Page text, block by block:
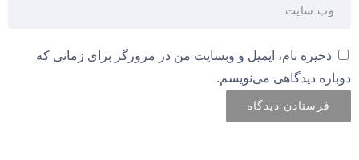
ذخیره نام، ایمیل و وبسایت من در مرورگر برای زمانی که
دوباره دیدگاهی می‌نویسم.